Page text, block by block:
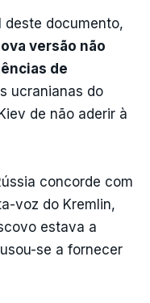
deste documento,
versão não
de
ucranianas do
de não aderir à
concorde com
voz do Kremlin,
estava a
se a fornecer